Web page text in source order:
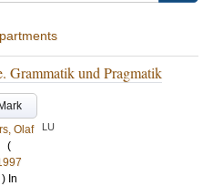
Grammatik und Pragmatik
Mark
Olaf
LU
(
) In